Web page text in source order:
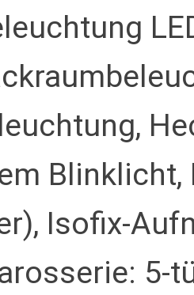
Isofix-
5-